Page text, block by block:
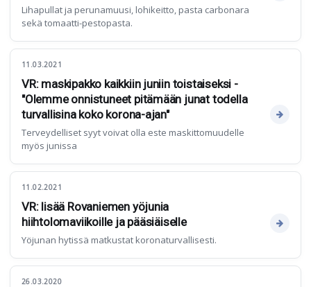
Lihapullat ja perunamuusi, lohikeitto, pasta carbonara
sekä tomaatti-pestopasta.
11.03.2021
VR: maskipakko kaikkiin juniin toistaiseksi -
"Olemme onnistuneet pitämään junat todella
turvallisina koko korona-ajan"
Terveydelliset syyt voivat olla este maskittomuudelle
myös junissa
11.02.2021
VR: lisää Rovaniemen yöjunia
hiihtolomaviikoille ja pääsiäiselle
Yöjunan hytissä matkustat koronaturvallisesti.
26.03.2020